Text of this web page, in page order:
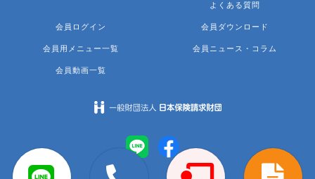
よくある質問
会員ログイン
会員用メニュー一覧
会員動画一覧
会員ダウンロード
会員ニュース・コラム